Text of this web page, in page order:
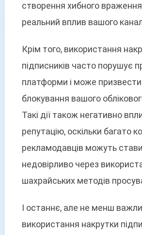
створення хибного
реальний вплив вашого
Крім того, використання
підписників часто порушує
платформи і може
блокування вашого
Такі дії також негативно
репутацію, оскільки багато
рекламодавців можуть
недовірливо через
шахрайських методів
І останнє, але не менш
використання накрутки